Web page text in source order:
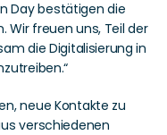
Day bestätigen die
Wir freuen uns, Teil der
die Digitalisierung in
neue Kontakte zu
verschiedenen